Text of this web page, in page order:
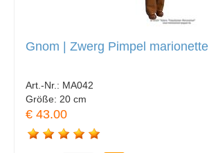
Gnom | Zwerg Pimpel marionette
Art.-Nr.: MA042
Größe: 20 cm
€ 43.00